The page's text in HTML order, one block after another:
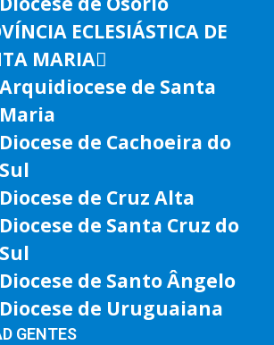
ECLESIÁSTICA DE
MARIA
Arquidiocese de Santa
Maria
Diocese de Cachoeira do
Sul
Diocese de Cruz Alta
Diocese de Santa Cruz do
Sul
Diocese de Santo Ângelo
Diocese de Uruguaiana
GENTES